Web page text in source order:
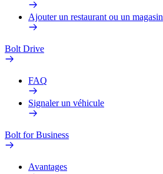
Ajouter un restaurant ou un magasin
Bolt Drive
FAQ
Signaler un véhicule
Bolt for Business
Avantages